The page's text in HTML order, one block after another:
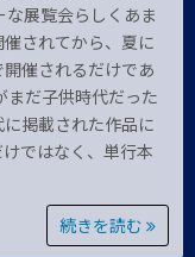
展覧会らしくあま
されてから、夏に
催されるだけであ
まだ子供時代だった
掲載された作品に
ではなく、単行本
続きを読む